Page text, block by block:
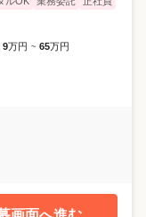
9万円 ~ 65万円